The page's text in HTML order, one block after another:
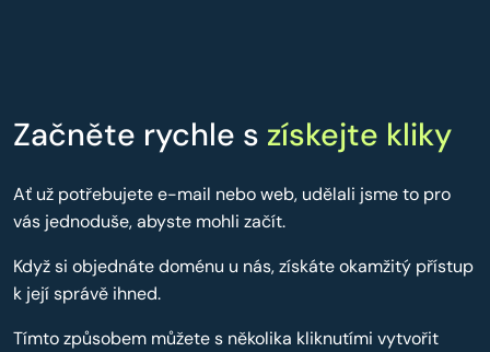
Začněte rychle s získejte kliky
Ať už potřebujete e-mail nebo web, udělali jsme to pro
vás jednoduše, abyste mohli začít.
Když si objednáte doménu u nás, získáte okamžitý přístup
k její správě ihned.
Tímto způsobem můžete s několika kliknutími vytvořit